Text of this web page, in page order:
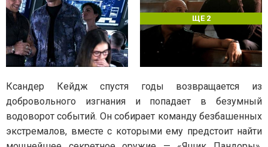
ЩЕ 2
Ксандер Кейдж спустя годы возвращается из
добровольного изгнания и попадает в безумный
водоворот событий. Он собирает команду безбашенных
экстремалов, вместе с которыми ему предстоит найти